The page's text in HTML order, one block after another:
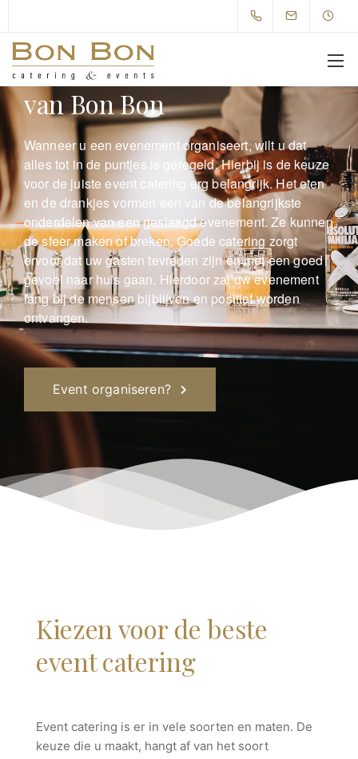
De perfecte event catering
van Bon Bon
Wanneer u een evenement organiseert, wilt u dat
alles tot in de puntjes is geregeld. Hierbij is de keuze
voor de juiste event catering erg belangrijk. Het eten
en de drankjes vormen een van de belangrijkste
onderdelen van een geslaagd evenement. Ze kunnen
de sfeer maken of breken. Goede catering zorgt
ervoor dat uw gasten tevreden zijn en met een goed
gevoel naar huis gaan. Hierdoor zal uw evenement
lang bij de mensen bijblijven en positief worden
ontvangen.
Event organiseren?
Kiezen voor de beste
event catering
Event catering is er in vele soorten en maten. De
keuze die u maakt, hangt af van het soort